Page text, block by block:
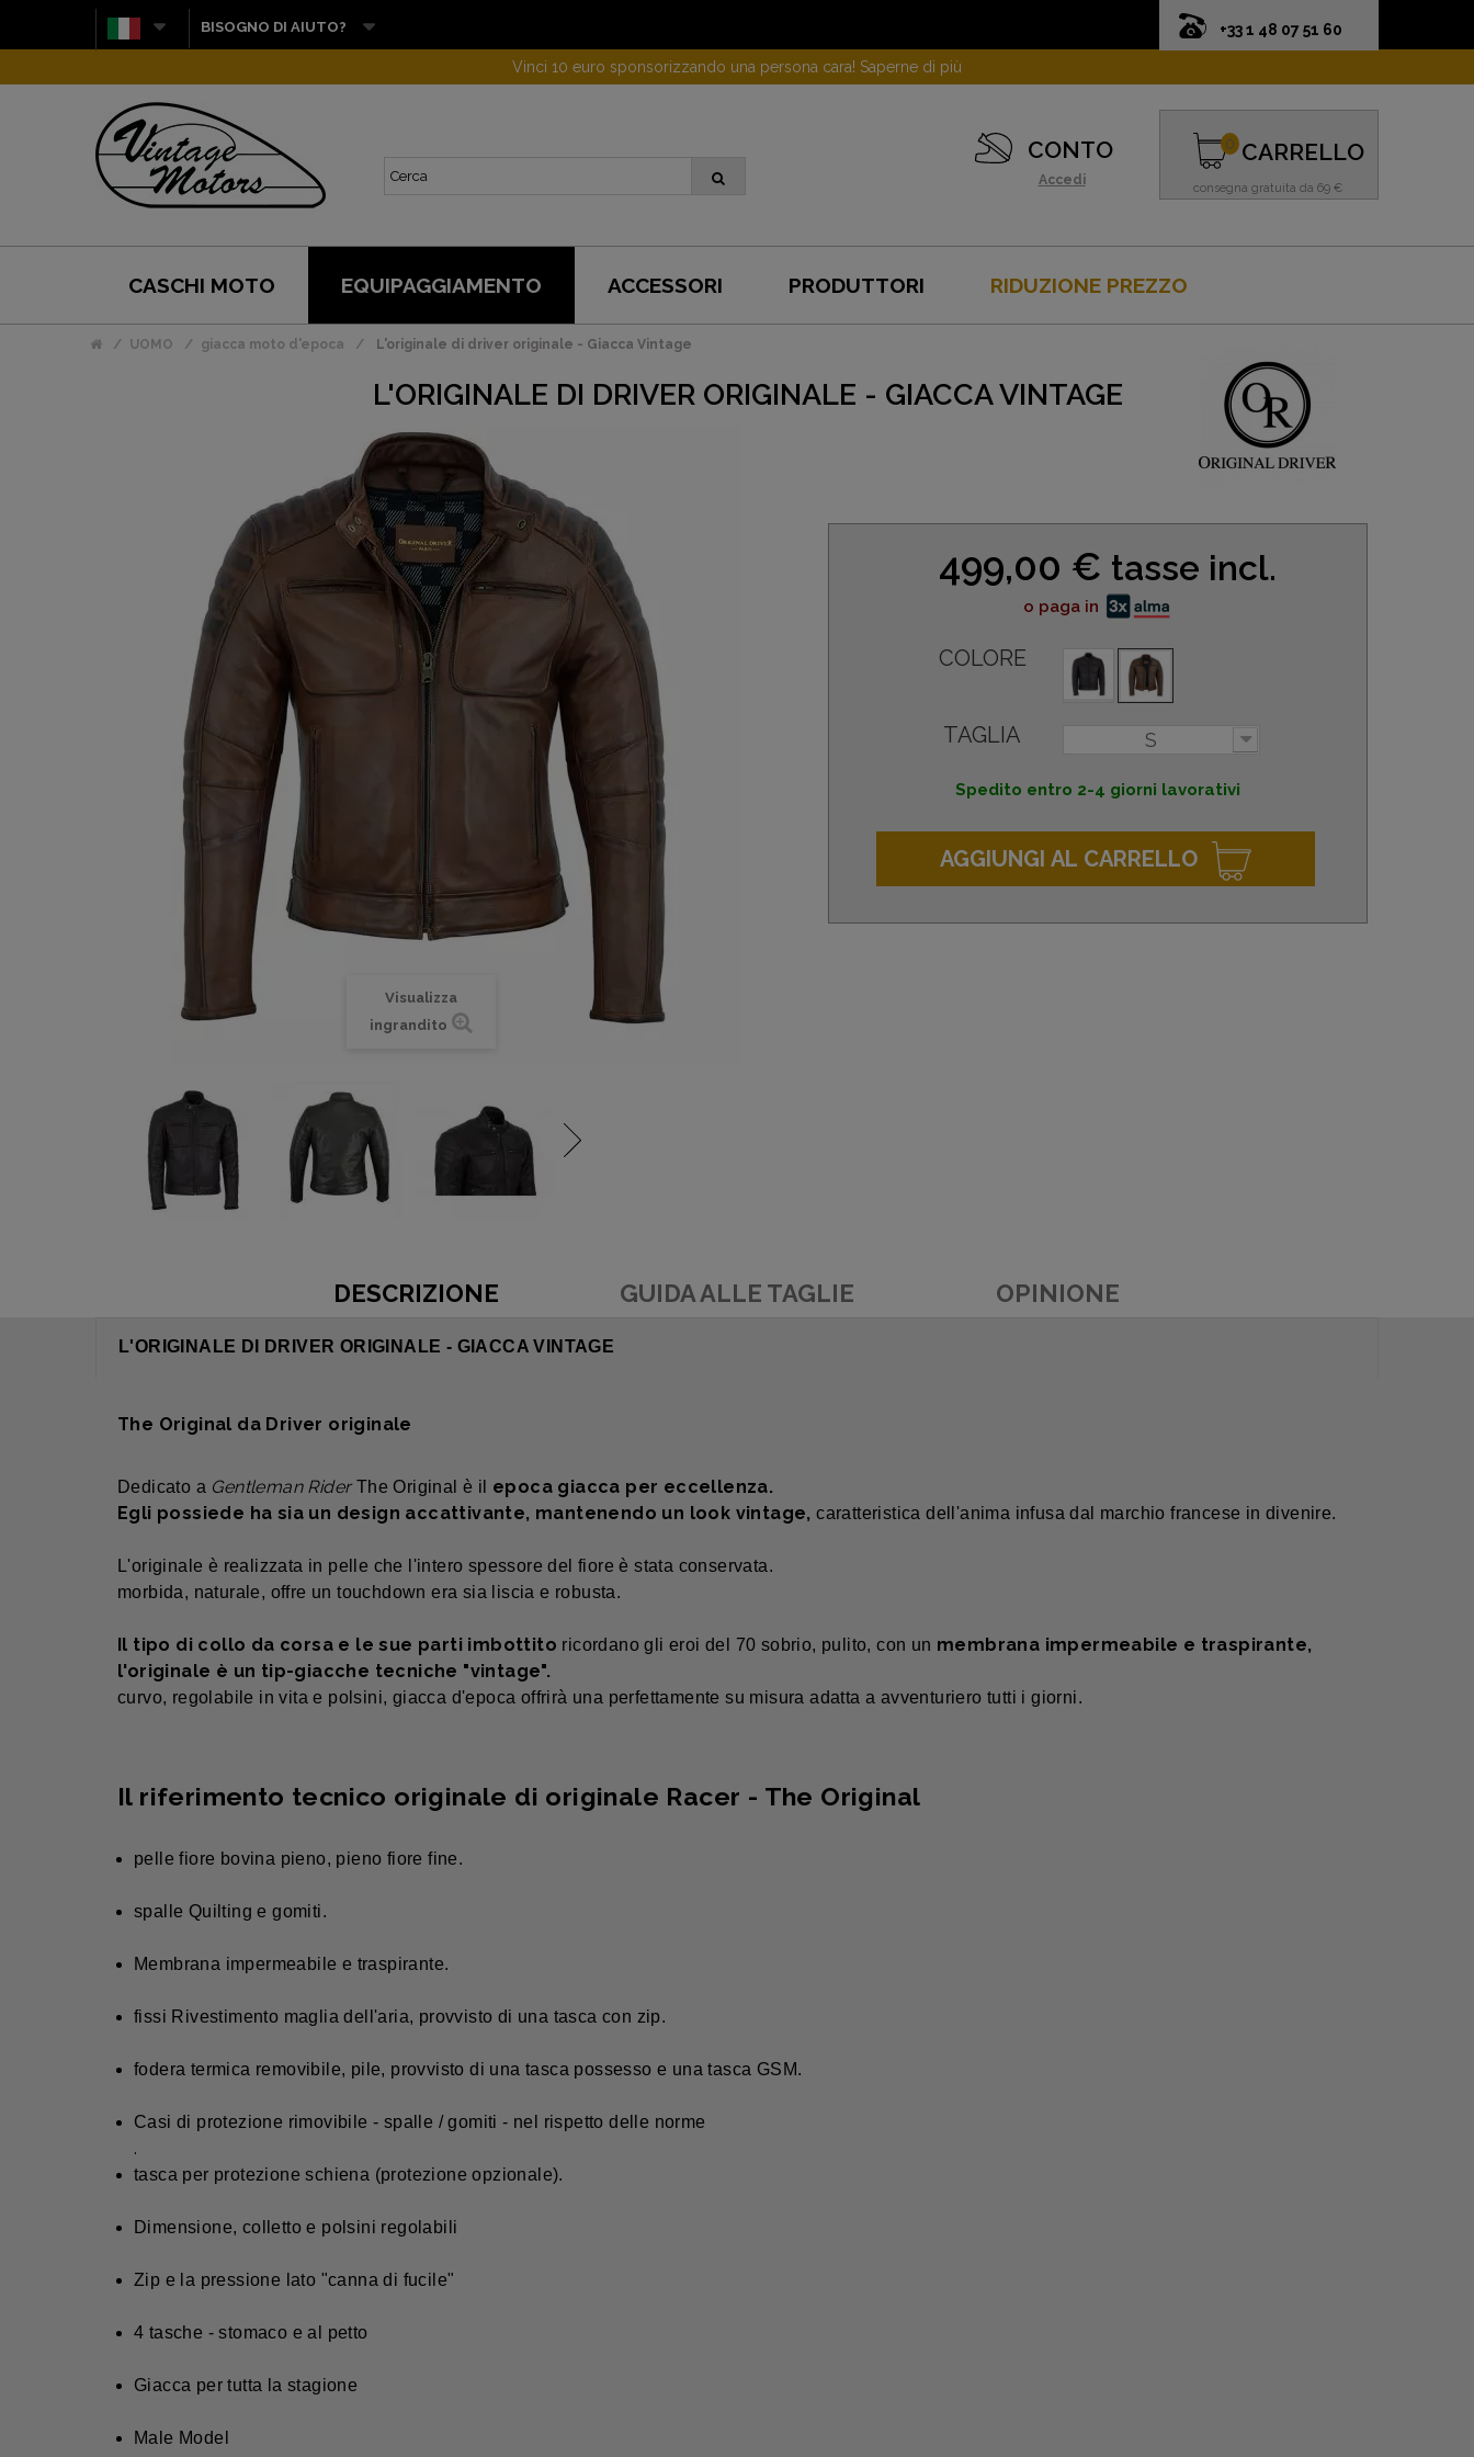
+33 1 48 07 51 60
BISOGNO DI AIUTO?
Vinci 10 euro sponsorizzando una persona cara! Saperne di più
CONTO
Accedi
CARRELLO
consegna gratuita da 69 €
0
CASCHI MOTO EQUIPAGGIAMENTO ACCESSORI PRODUTTORI RIDUZIONE PREZZO
UOMO giacca moto d'epoca L'originale di driver originale - Giacca Vintage
L'ORIGINALE DI DRIVER ORIGINALE - GIACCA VINTAGE
Visualizza
ingrandito
499,00 € tasse incl.
o paga in
COLORE
TAGLIA S
Spedito entro 2-4 giorni lavorativi
AGGIUNGI AL CARRELLO
DESCRIZIONE GUIDA ALLE TAGLIE OPINIONE
L'ORIGINALE DI DRIVER ORIGINALE - GIACCA VINTAGE
The Original da Driver originale
Dedicato a Gentleman Rider The Original è il epoca giacca per eccellenza.
Egli possiede ha sia un design accattivante, mantenendo un look vintage,caratteristica dell'anima infusa dal marchio francese in divenire.
L'originale è realizzata in pelle che l'intero spessore del fiore è stata conservata.
morbida, naturale, offre un touchdown era sia liscia e robusta.
Il tipo di collo da corsa e le sue parti imbottito ricordano gli eroi del 70 sobrio, pulito, con un membrana impermeabile e traspirante,
l'originale è un tip-giacche tecniche "vintage".
curvo, regolabile in vita e polsini, giacca d'epoca offrirà una perfettamente su misura adatta a avventuriero tutti i giorni.
Il riferimento tecnico originale di originale Racer - The Original
pelle fiore bovina pieno, pieno fiore fine.
spalle Quilting e gomiti.
Membrana impermeabile e traspirante.
fissi Rivestimento maglia dell'aria, provvisto di una tasca con zip.
fodera termica removibile, pile, provvisto di una tasca possesso e una tasca GSM.
Casi di protezione rimovibile - spalle / gomiti - nel rispetto delle norme
.
tasca per protezione schiena (protezione opzionale).
Dimensione, colletto e polsini regolabili
Zip e la pressione lato "canna di fucile"
4 tasche - stomaco e al petto
Giacca per tutta la stagione
Male Model